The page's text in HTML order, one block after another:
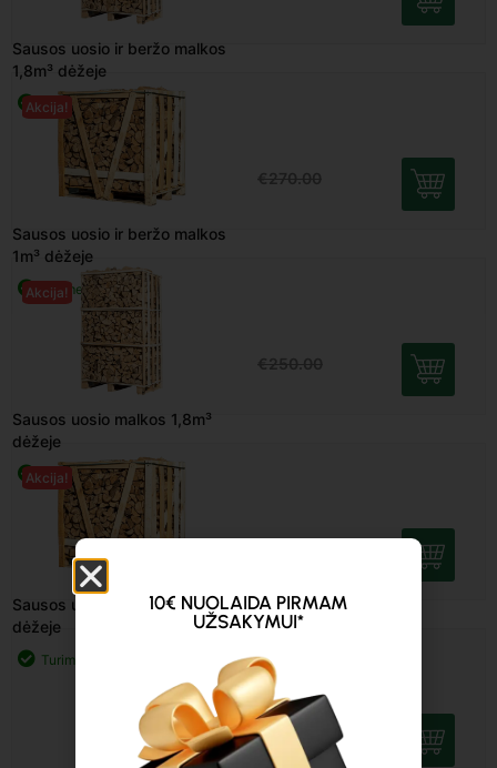
Akcija!
€270.00
Akcija!
Akcija!
maišuose, 1 vnt
Turime
€4.50
10€ NUOLAIDA PIRMAM
UŽSAKYMUI*